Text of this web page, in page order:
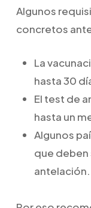
Algunos
concretos
La
hasta 30
El test de
hasta un
Algunos
que deben
antelación.